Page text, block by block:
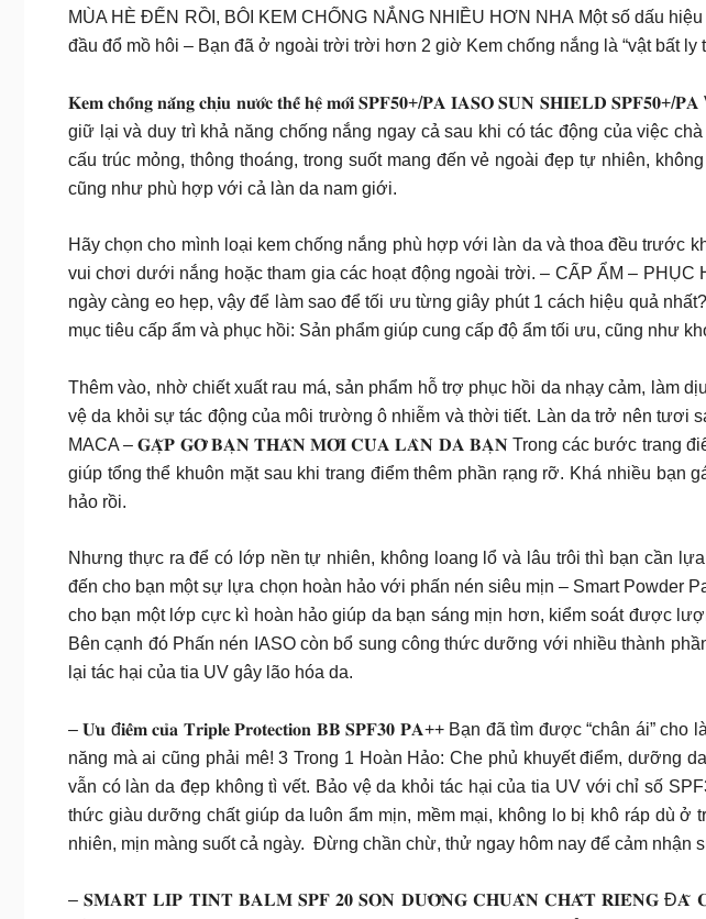
MÙA HÈ ĐẾN RỒI, BÔI KEM CHỐNG NẮNG NHIỀU HƠN NHA Một số dấu
đầu đổ mồ hôi – Bạn đã ở ngoài trời trời hơn 2 giờ Kem chống nắng là “vật bất
𝐊𝐞𝐦 𝐜𝐡𝐨̂́𝐧𝐠 𝐧𝐚̆́𝐧𝐠 𝐜𝐡𝐢̣𝐮 𝐧𝐮̛𝐨̛́𝐜 𝐭𝐡𝐞̂́ 𝐡𝐞̣̂ 𝐦𝐨̛́𝐢 𝐒𝐏𝐅𝟓𝟎+/𝐏𝐀 𝐈𝐀𝐒𝐎 𝐒𝐔𝐍 𝐒𝐇𝐈𝐄𝐋𝐃 𝐒𝐏𝐅𝟓𝟎+/
giữ lại và duy trì khả năng chống nắng ngay cả sau khi có tác động của việc
cấu trúc mỏng, thông thoáng, trong suốt mang đến vẻ ngoài đẹp tự nhiên,
cũng như phù hợp với cả làn da nam giới.
Hãy chọn cho mình loại kem chống nắng phù hợp với làn da và thoa đều trước
vui chơi dưới nắng hoặc tham gia các hoạt động ngoài trời. – CẤP ẨM –
ngày càng eo hẹp, vậy để làm sao để tối ưu từng giây phút 1 cách hiệu quả
mục tiêu cấp ẩm và phục hồi: Sản phẩm giúp cung cấp độ ẩm tối ưu, cũng như
Thêm vào, nhờ chiết xuất rau má, sản phẩm hỗ trợ phục hồi da nhạy cảm, làm
vệ da khỏi sự tác động của môi trường ô nhiễm và thời tiết. Làn da trở nên tươi
MACA – 𝐆𝐀̣̆𝐏 𝐆𝐎̛̃ 𝐁𝐀̣𝐍 𝐓𝐇𝐀̂𝐍 𝐌𝐎̛́𝐈 𝐂𝐔̉𝐀 𝐋𝐀̀𝐍 𝐃𝐀 𝐁𝐀̣𝐍 Trong các bước trang điểm
giúp tổng thể khuôn mặt sau khi trang điểm thêm phần rạng rỡ. Khá nhiều bạn
hảo rồi.
Nhưng thực ra để có lớp nền tự nhiên, không loang lổ và lâu trôi thì bạn cần
đến cho bạn một sự lựa chọn hoàn hảo với phấn nén siêu mịn – Smart Powder
cho bạn một lớp cực kì hoàn hảo giúp da bạn sáng mịn hơn, kiểm soát được
Bên cạnh đó Phấn nén IASO còn bổ sung công thức dưỡng với nhiều thành
lại tác hại của tia UV gây lão hóa da.
– 𝐔̛𝐮 đ𝐢𝐞̂̉𝐦 𝐜𝐮̉𝐚 𝐓𝐫𝐢𝐩𝐥𝐞 𝐏𝐫𝐨𝐭𝐞𝐜𝐭𝐢𝐨𝐧 𝐁𝐁 𝐒𝐏𝐅𝟑𝟎 𝐏𝐀++ Bạn đã tìm được “chân ái”
năng mà ai cũng phải mê! 3 Trong 1 Hoàn Hảo: Che phủ khuyết điểm, dưỡng
vẫn có làn da đẹp không tì vết. Bảo vệ da khỏi tác hại của tia UV với chỉ số
thức giàu dưỡng chất giúp da luôn ẩm mịn, mềm mại, không lo bị khô ráp dù
nhiên, mịn màng suốt cả ngày. Đừng chần chừ, thử ngay hôm nay để cảm nhận
– 𝐒𝐌𝐀𝐑𝐓 𝐋𝐈𝐏 𝐓𝐈𝐍𝐓 𝐁𝐀𝐋𝐌 𝐒𝐏𝐅 𝟐𝟎 𝐒𝐎𝐍 𝐃𝐔̛𝐎̛̃𝐍𝐆 𝐂𝐇𝐔𝐀̂̉𝐍 𝐂𝐇𝐀̂́𝐓 𝐑𝐈𝐄̂𝐍𝐆 Đ𝐀̃ 𝐂𝐎́